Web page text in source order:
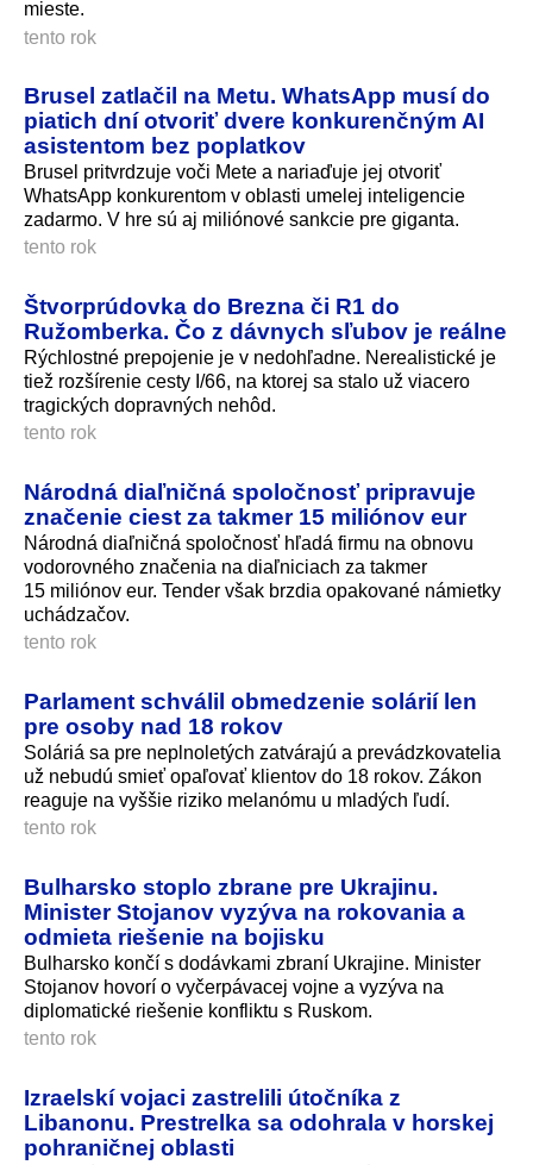
mieste.
tento rok
Brusel zatlačil na Metu. WhatsApp musí do
piatich dní otvoriť dvere konkurenčným AI
asistentom bez poplatkov
Brusel pritvrdzuje voči Mete a nariaďuje jej otvoriť
WhatsApp konkurentom v oblasti umelej inteligencie
zadarmo. V hre sú aj miliónové sankcie pre giganta.
tento rok
Štvorprúdovka do Brezna či R1 do
Ružomberka. Čo z dávnych sľubov je reálne
Rýchlostné prepojenie je v nedohľadne. Nerealistické je
tiež rozšírenie cesty I/66, na ktorej sa stalo už viacero
tragických dopravných nehôd.
tento rok
Národná diaľničná spoločnosť pripravuje
značenie ciest za takmer 15 miliónov eur
Národná diaľničná spoločnosť hľadá firmu na obnovu
vodorovného značenia na diaľniciach za takmer
15 miliónov eur. Tender však brzdia opakované námietky
uchádzačov.
tento rok
Parlament schválil obmedzenie solárií len
pre osoby nad 18 rokov
Soláriá sa pre neplnoletých zatvárajú a prevádzkovatelia
už nebudú smieť opaľovať klientov do 18 rokov. Zákon
reaguje na vyššie riziko melanómu u mladých ľudí.
tento rok
Bulharsko stoplo zbrane pre Ukrajinu.
Minister Stojanov vyzýva na rokovania a
odmieta riešenie na bojisku
Bulharsko končí s dodávkami zbraní Ukrajine. Minister
Stojanov hovorí o vyčerpávacej vojne a vyzýva na
diplomatické riešenie konfliktu s Ruskom.
tento rok
Izraelskí vojaci zastrelili útočníka z
Libanonu. Prestrelka sa odohrala v horskej
pohraničnej oblasti